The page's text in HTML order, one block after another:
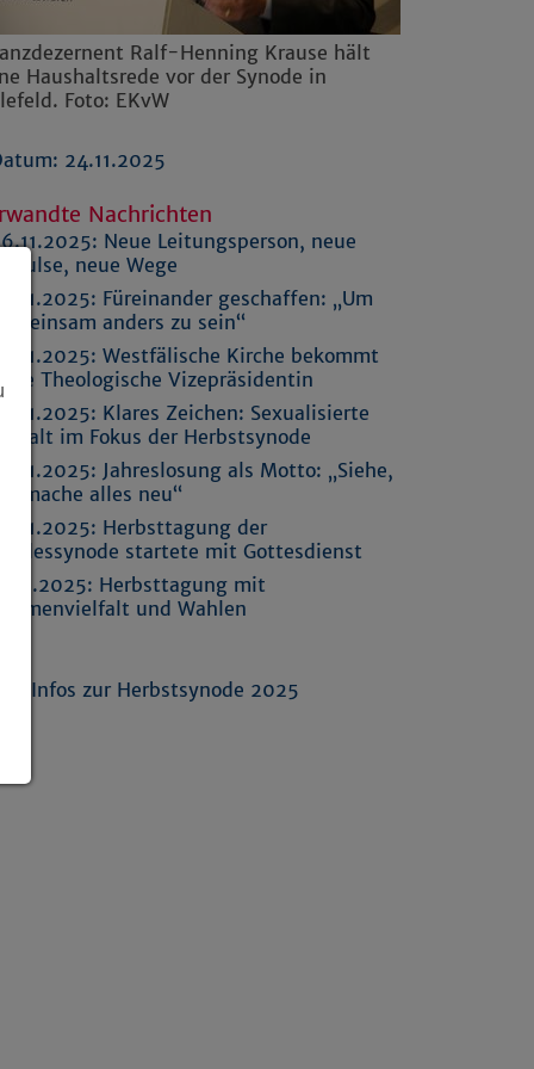
Ralf-Henning Krause hält
Haushaltsrede vor der Synode in
Foto: EKvW
24.11.2025
Nachrichten
Neue Leitungsperson, neue
Impulse, neue Wege
25.11.2025: Füreinander geschaffen: „Um
gemeinsam anders zu sein“
Westfälische Kirche bekommt
neue Theologische Vizepräsidentin
25.11.2025: Klares Zeichen: Sexualisierte
Gewalt im Fokus der Herbstsynode
24.11.2025: Jahreslosung als Motto: „Siehe,
ich mache alles neu“
24.11.2025: Herbsttagung der
Landessynode startete mit Gottesdienst
17.11.2025: Herbsttagung mit
Themenvielfalt und Wahlen
Alle Infos zur Herbstsynode 2025